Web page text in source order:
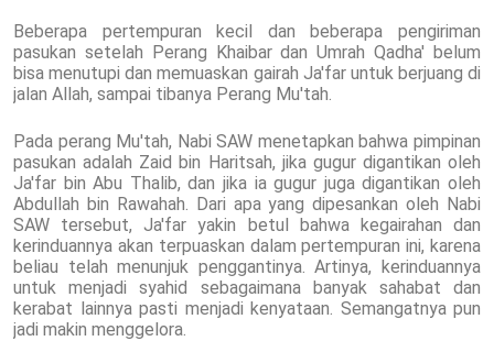
Beberapa pertempuran kecil dan beberapa pengiriman
pasukan setelah Perang Khaibar dan Umrah Qadha' belum
bisa menutupi dan memuaskan gairah Ja'far untuk berjuang di
jalan Allah, sampai tibanya Perang Mu'tah.
Pada perang Mu'tah, Nabi SAW menetapkan bahwa pimpinan
pasukan adalah Zaid bin Haritsah, jika gugur digantikan oleh
Ja'far bin Abu Thalib, dan jika ia gugur juga digantikan oleh
Abdullah bin Rawahah. Dari apa yang dipesankan oleh Nabi
SAW tersebut, Ja'far yakin betul bahwa kegairahan dan
kerinduannya akan terpuaskan dalam pertempuran ini, karena
beliau telah menunjuk penggantinya. Artinya, kerinduannya
untuk menjadi syahid sebagaimana banyak sahabat dan
kerabat lainnya pasti menjadi kenyataan. Semangatnya pun
jadi makin menggelora.